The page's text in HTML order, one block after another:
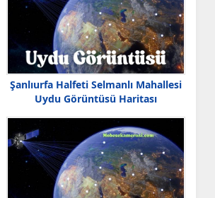
Şanlıurfa Halfeti Selmanlı Mahallesi
Uydu Görüntüsü Haritası